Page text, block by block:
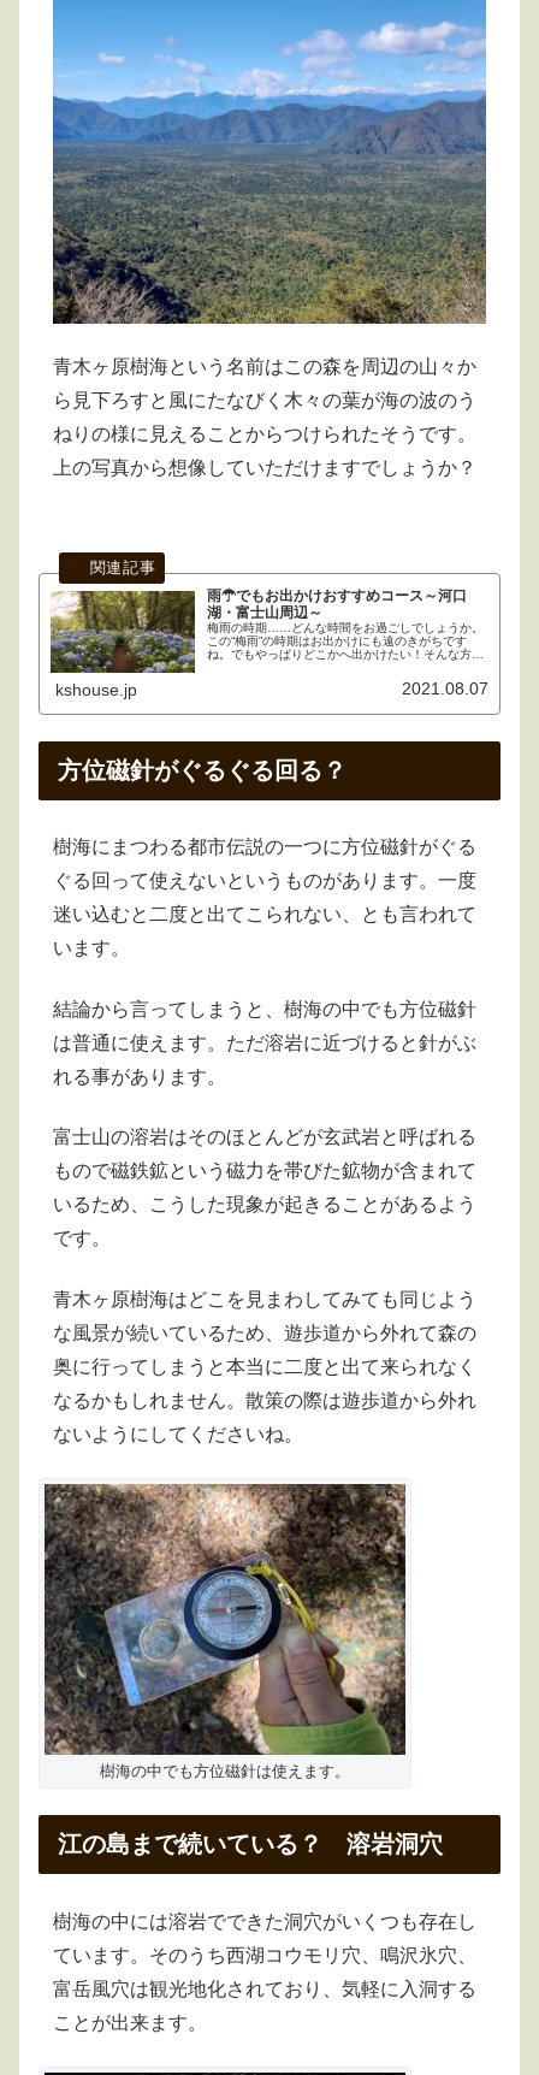
青木ヶ原樹海という名前はこの森を周辺の山々か
ら見下ろすと風にたなびく木々の葉が海の波のう
ねりの様に見えることからつけられたそうです。
上の写真から想像していただけますでしょうか？
雨☂でもお出かけおすすめコース～河口
湖・富士山周辺～
梅雨の時期……どんな時間をお過ごしでしょうか。
この“梅雨”の時期はお出かけにも遠のきがちです
ね。でもやっぱりどこかへ出かけたい！そんな方々
自然・町・観光地・美活などのジャンル毎に、モデ
kshouse.jp 2021.08.07
方位磁針がぐるぐる回る？
樹海にまつわる都市伝説の一つに方位磁針がぐる
ぐる回って使えないというものがあります。一度
迷い込むと二度と出てこられない、とも言われて
います。
結論から言ってしまうと、樹海の中でも方位磁針
は普通に使えます。ただ溶岩に近づけると針がぶ
れる事があります。
富士山の溶岩はそのほとんどが玄武岩と呼ばれる
もので磁鉄鉱という磁力を帯びた鉱物が含まれて
いるため、こうした現象が起きることがあるよう
です。
青木ヶ原樹海はどこを見まわしてみても同じよう
な風景が続いているため、遊歩道から外れて森の
奥に行ってしまうと本当に二度と出て来られなく
なるかもしれません。散策の際は遊歩道から外れ
ないようにしてくださいね。
樹海の中でも方位磁針は使えます。
江の島まで続いている？ 溶岩洞穴
樹海の中には溶岩でできた洞穴がいくつも存在し
ています。そのうち西湖コウモリ穴、鳴沢氷穴、
富岳風穴は観光地化されており、気軽に入洞する
ことが出来ます。